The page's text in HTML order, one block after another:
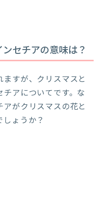
セチアの意味は？
すが、クリスマスと
アについてです。な
がクリスマスの花と
ょうか？